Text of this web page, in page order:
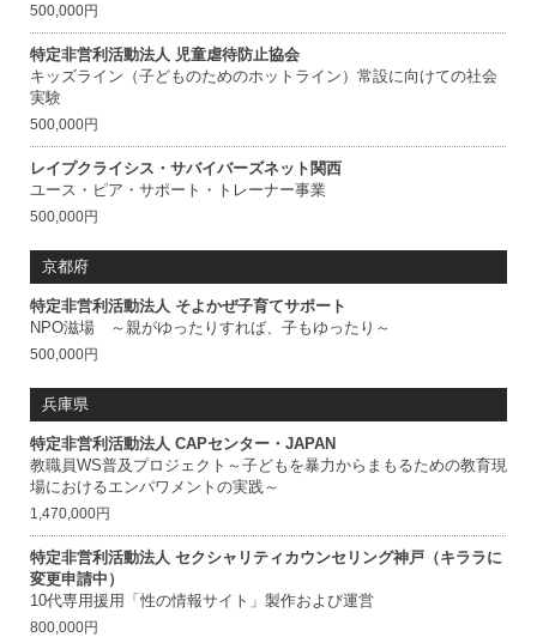
500,000円
特定非営利活動法人 児童虐待防止協会
キッズライン（子どものためのホットライン）常設に向けての社会
実験
500,000円
レイプクライシス・サバイバーズネット関西
ユース・ピア・サポート・トレーナー事業
500,000円
京都府
特定非営利活動法人 そよかぜ子育てサポート
NPO滋場 ～親がゆったりすれば、子もゆったり～
500,000円
兵庫県
特定非営利活動法人 CAPセンター・JAPAN
教職員WS普及プロジェクト～子どもを暴力からまもるための教育現
場におけるエンパワメントの実践～
1,470,000円
特定非営利活動法人 セクシャリティカウンセリング神戸（キララに
変更申請中）
10代専用援用「性の情報サイト」製作および運営
800,000円